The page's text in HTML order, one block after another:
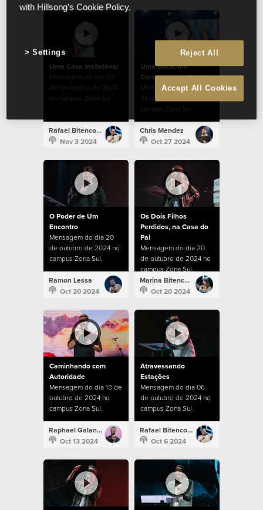
Uma Casa Inabalável
Mensagem do dia 03
de novembro de 2024
no campus Zona Sul.
Rafael Bitencourt
Nov 3 2024
Uma Boca, um
Coração, uma História
Mensagem do dia 27
de outubro de 2024 no
campus Zona Sul.
Chris Mendez
Oct 27 2024
O Poder de Um
Encontro
Mensagem do dia 20
de outubro de 2024 no
campus Zona Sul.
Ramon Lessa
Oct 20 2024
Os Dois Filhos
Perdidos, na Casa do
Pai
Mensagem do dia 20
de outubro de 2024 no
campus Zona Sul.
Marina Bitencourt
Oct 20 2024
Caminhando com
Autoridade
Mensagem do dia 13 de
outubro de 2024 no
campus Zona Sul.
Raphael Galante
Oct 13 2024
Atravessando
Estações
Mensagem do dia 06
de outubro de 2024 no
campus Zona Sul.
Rafael Bitencourt
Oct 6 2024
with Hillsong's Cookie Policy.
Reject All
Accept All Cookies
Settings